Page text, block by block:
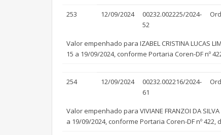
253 12/09/2024
00232.002225/2024-
52
Valor empenhado para IZABEL CRISTINA LUCAS
15 a 19/09/2024, conforme Portaria Coren-DF nº
254 12/09/2024
00232.002216/2024-
61
Valor empenhado para VIVIANE FRANZOI DA
a 19/09/2024, conforme Portaria Coren-DF nº 422,